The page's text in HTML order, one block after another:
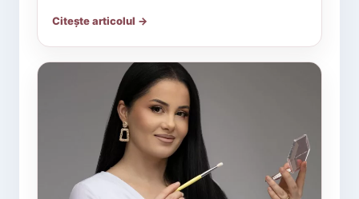
Citește articolul →